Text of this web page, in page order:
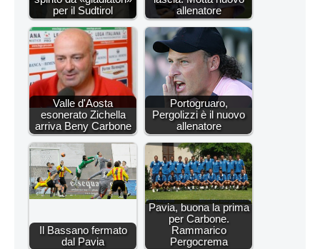
per il Sudtirol
allenatore
Valle d'Aosta
esonerato Zichella
arriva Beny Carbone
Portogruaro,
Pergolizzi è il nuovo
allenatore
Il Bassano fermato
dal Pavia
Pavia, buona la prima
per Carbone.
Rammarico
Pergocrema